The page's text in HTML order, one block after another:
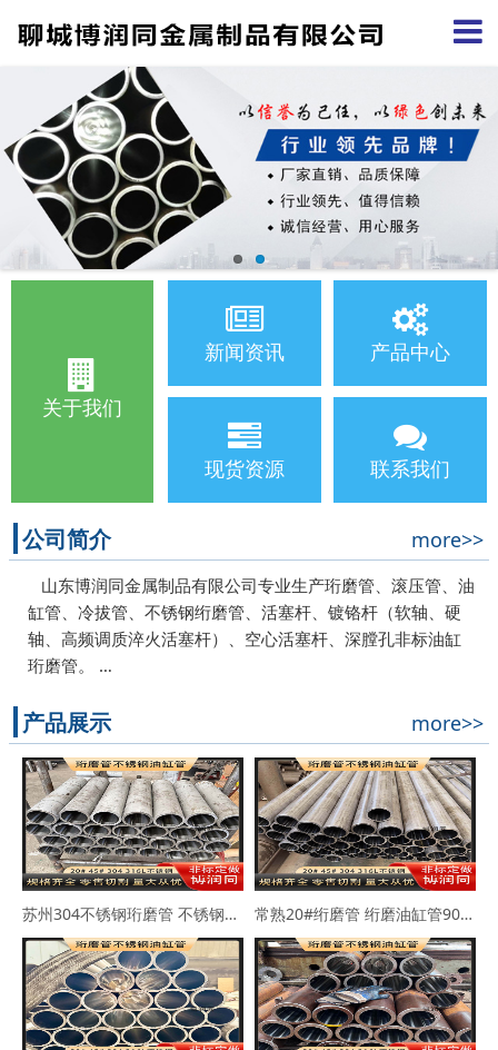
关于我们
新闻资讯 产品中心
现货资源 联系我们
公司简介 more>>
山东博润同金属制品有限公司专业生产珩磨管、滚压管、油
缸管、冷拔管、不锈钢绗磨管、活塞杆、镀铬杆（软轴、硬
轴、高频调质淬火活塞杆）、空心活塞杆、深膛孔非标油缸
珩磨管。 …
产品展示 more>>
苏州304不锈钢珩磨管 不锈钢缸筒90*102 63*73 常熟20#绗磨管 绗磨油缸管90*114 100*110